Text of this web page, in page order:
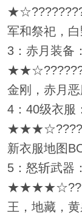
军和祭祀，
3：赤月装备
金刚，赤月
4：40级衣服
新衣服地图
5：怒斩武器
王，地藏，